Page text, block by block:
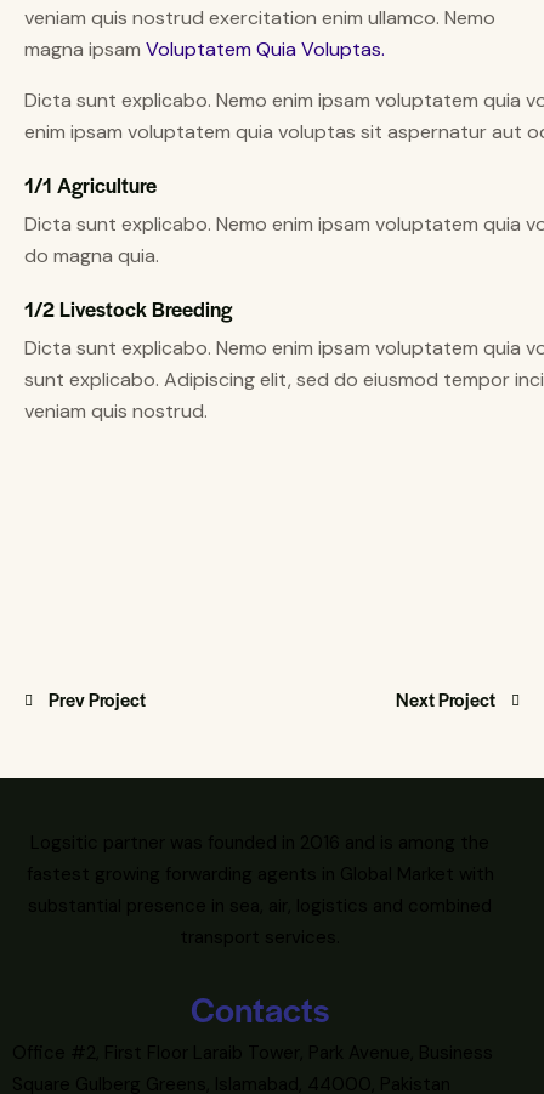
veniam quis nostrud exercitation enim ullamco. Nemo
magna ipsam Voluptatem Quia Voluptas.
Dicta sunt explicabo. Nemo enim ipsam voluptatem quia
enim ipsam voluptatem quia voluptas sit aspernatur aut
1/1 Agriculture
Dicta sunt explicabo. Nemo enim ipsam voluptatem
do magna quia.
1/2 Livestock Breeding
Dicta sunt explicabo. Nemo enim ipsam voluptatem
sunt explicabo. Adipiscing elit, sed do eiusmod tempor
veniam quis nostrud.
Prev Project Next Project
Contacts